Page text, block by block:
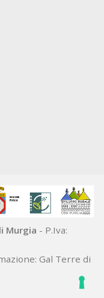
Murgia - P.Iva:
Gal Terre di